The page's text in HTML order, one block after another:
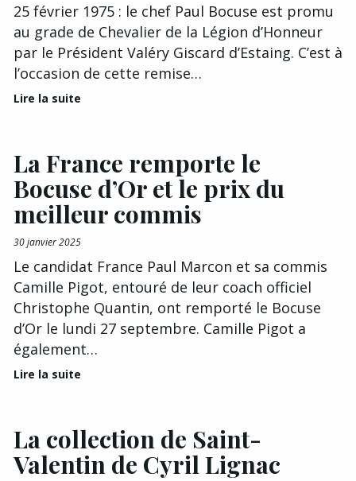
25 février 1975 : le chef Paul Bocuse est promu
au grade de Chevalier de la Légion d’Honneur
par le Président Valéry Giscard d’Estaing. C’est à
l’occasion de cette remise…
Lire la suite
La France remporte le
Bocuse d’Or et le prix du
meilleur commis
30 janvier 2025
Le candidat France Paul Marcon et sa commis
Camille Pigot, entouré de leur coach officiel
Christophe Quantin, ont remporté le Bocuse
d’Or le lundi 27 septembre. Camille Pigot a
également…
Lire la suite
La collection de Saint-
Valentin de Cyril Lignac